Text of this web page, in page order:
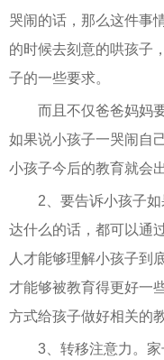
哭闹的话，那么这件事
的时候去刻意的哄孩子
子的一些要求。
而且不仅爸爸妈妈
如果说小孩子一哭闹自
小孩子今后的教育就会
2、要告诉小孩子
达什么的话，都可以通
人才能够理解小孩子到
才能够被教育得更好一
方式给孩子做好相关的
3、转移注意力。